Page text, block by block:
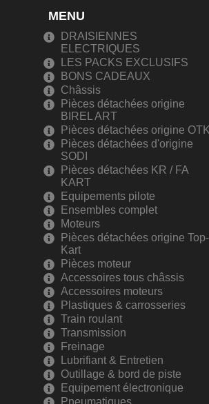
MENU
DRAISIENNES
ELECTRIQUES
LES PACKS EXCLUSIFS
BONS CADEAUX
Châssis
Pièces détachées origine
BIREL ART
Pièces détachées origine OTK
Pièces détachées d'origine
SODI
Pièces détachées KR / FA
KART
Equipements pilote
Ensembles complet
Moteurs
Pièces détachées origine Top-
Kart
Pièces moteur
Accessoires tous châssis
Accessoires moteurs
Plastiques & carrosseries
Train roulant
Transmission
Freinage
Lubrifiant & Entretien
Outillage & bord de piste
Equipement électronique
Pneumatiques